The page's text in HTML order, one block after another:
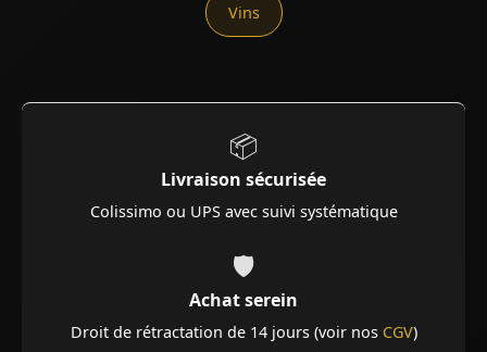
Vins
📦
Livraison sécurisée
Colissimo ou UPS avec suivi systématique
🛡️
Achat serein
Droit de rétractation de 14 jours (voir nos CGV)